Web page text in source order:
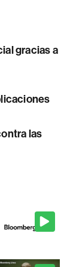
gracias a
las